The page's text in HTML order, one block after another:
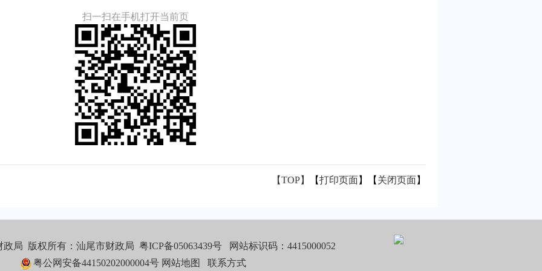
扫一扫在手机打开当前页
【TOP】 【打印页面】【 关闭页面】
政局 版权所有：汕尾市财政局 粤ICP备05063439号网站标识码：4415000052
粤公网安备44150202000004号 网站地图 联系方式